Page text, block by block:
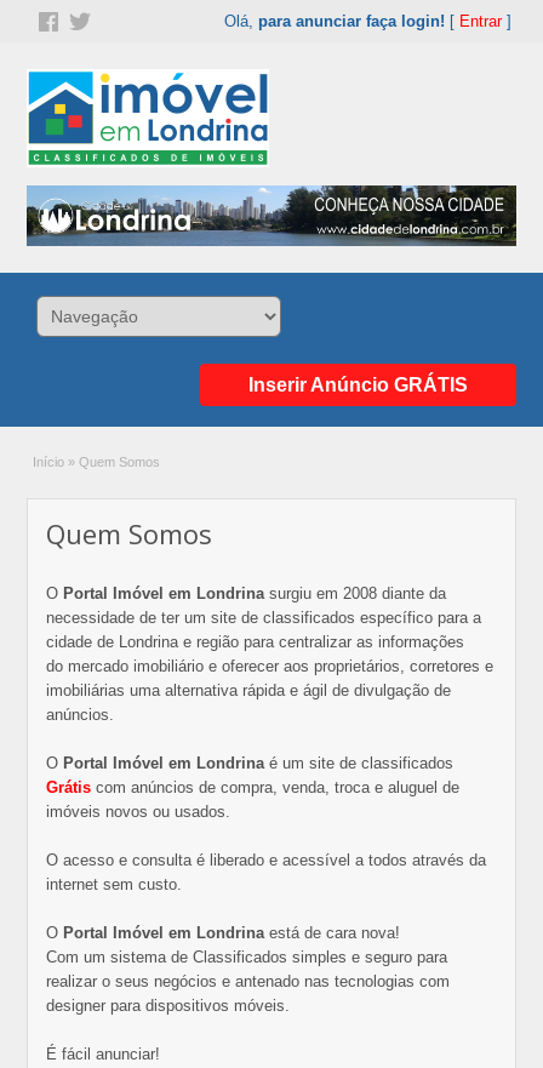
Olá, para anunciar faça login! [ Entrar]
Inserir Anúncio GRÁTIS
Início » Quem Somos
Quem Somos
O Portal Imóvel em Londrinasurgiu em 2008 diante da
necessidade de ter um site de classificados específico para a
cidade de Londrina e região para centralizar as informações
do mercado imobiliário e oferecer aos proprietários, corretores e
imobiliárias uma alternativa rápida e ágil de divulgação de
anúncios.
O Portal Imóvel em Londrinaé um site de classificados
Grátis com anúncios de compra, venda, troca e aluguel de
imóveis novos ou usados.
O acesso e consulta é liberado e acessível a todos através da
internet sem custo.
O Portal Imóvel em Londrinaestá de cara nova!
Com um sistema de Classificados simples e seguro para
realizar o seus negócios e antenado nas tecnologias com
designer para dispositivos móveis.
É fácil anunciar!